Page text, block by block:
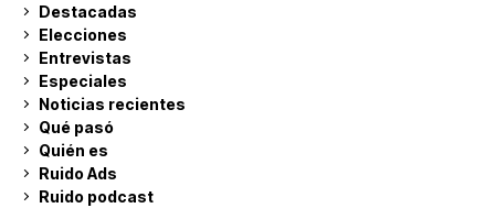
Destacadas
Elecciones
Entrevistas
Especiales
Noticias recientes
Qué pasó
Quién es
Ruido Ads
Ruido podcast